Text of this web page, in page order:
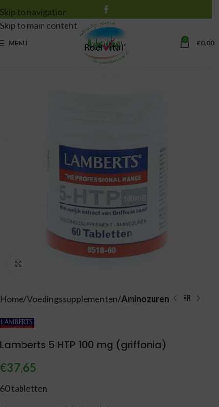
Skip to navigation
Skip to main content
MENU 0 €0,00
Home Voedingssupplementen Aminozuren
Lamberts 5 HTP 100 mg (griffonia)
€37,65
60 tabletten